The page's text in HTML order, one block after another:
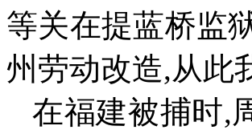
等关在提蓝桥监
州劳动改造,从此
在福建被捕时,